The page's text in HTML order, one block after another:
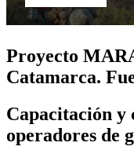
Proyecto
Catamarca.
Capacitación y
operadores de